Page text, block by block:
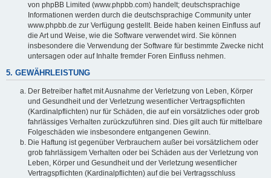
von phpBB Limited (www.phpbb.com) handelt; deutschsprachige
Informationen werden durch die deutschsprachige Community unter
www.phpbb.de zur Verfügung gestellt. Beide haben keinen Einfluss auf
die Art und Weise, wie die Software verwendet wird. Sie können
insbesondere die Verwendung der Software für bestimmte Zwecke nicht
untersagen oder auf Inhalte fremder Foren Einfluss nehmen.
5. GEWÄHRLEISTUNG
Der Betreiber haftet mit Ausnahme der Verletzung von Leben, Körper
und Gesundheit und der Verletzung wesentlicher Vertragspflichten
(Kardinalpflichten) nur für Schäden, die auf ein vorsätzliches oder grob
fahrlässiges Verhalten zurückzuführen sind. Dies gilt auch für mittelbare
Folgeschäden wie insbesondere entgangenen Gewinn.
Die Haftung ist gegenüber Verbrauchern außer bei vorsätzlichem oder
grob fahrlässigem Verhalten oder bei Schäden aus der Verletzung von
Leben, Körper und Gesundheit und der Verletzung wesentlicher
Vertragspflichten (Kardinalpflichten) auf die bei Vertragsschluss